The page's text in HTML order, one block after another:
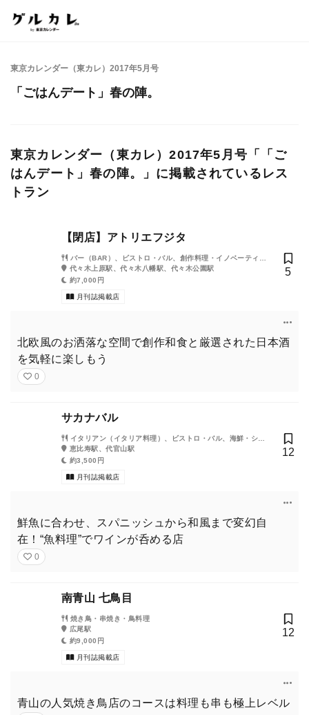
東京カレンダー（東カレ）2017年5月号
「ごはんデート」春の陣。
東京カレンダー（東カレ）2017年5月号「「ご
はんデート」春の陣。」に掲載されているレス
トラン
【閉店】アトリエフジタ
バー（BAR）、ビストロ・バル、創作料理・イノベーティ
ブ・フュージョン、居酒屋
代々木上原駅、代々木八幡駅、代々木公園駅
約7,000円
月刊誌掲載店
5
北欧風のお洒落な空間で創作和食と厳選された日本酒
を気軽に楽しもう
0
サカナバル
イタリアン（イタリア料理）、ビストロ・バル、海鮮・シー
フード
恵比寿駅、代官山駅
約3,500円
月刊誌掲載店
12
鮮魚に合わせ、スパニッシュから和風まで変幻自
在！“魚料理”でワインが呑める店
0
南青山 七鳥目
焼き鳥・串焼き・鳥料理
広尾駅
約9,000円
月刊誌掲載店
12
青山の人気焼き鳥店のコースは料理も串も極上レベル